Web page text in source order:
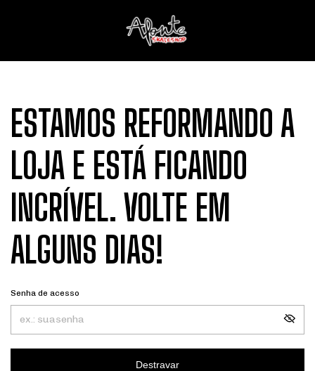
ESTAMOS REFORMANDO A
LOJA E ESTÁ FICANDO
INCRÍVEL. VOLTE EM
ALGUNS DIAS!
Senha de acesso
Destravar